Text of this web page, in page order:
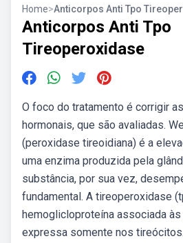
Home>Anticorpos Anti Tpo
Anticorpos Anti Tpo
Tireoperoxidase
O foco do tratamento é corrigir
hormonais, que são avaliadas.
(peroxidase tireoidiana) é a
uma enzima produzida pela
substância, por sua vez,
fundamental. A tireoperoxidase
hemoglicloproteína associada às
expressa somente nos